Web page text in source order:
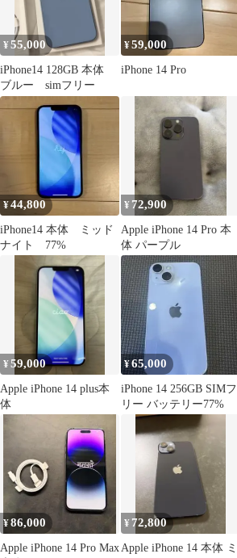
¥55,000
iPhone14 128GB 本体
ブルー simフリー
¥59,000
iPhone 14 Pro
¥44,800
iPhone14 本体 ミッド
ナイト 77%
¥ 72,900
Apple iPhone 14 Pro 本
体 パープル
¥59,000
Apple iPhone 14 plus本
体
¥65,000
iPhone 14 256GB SIMフ
リー バッテリー77%
¥86,000
Apple iPhone 14 Pro Max
¥ 72,800
Apple iPhone 14 本体 ミ